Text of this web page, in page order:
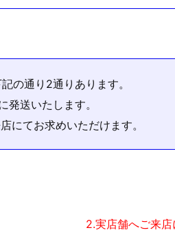
の通り2通りあります。
発送いたします。
にてお求めいただけます。
2.実店舗へご来